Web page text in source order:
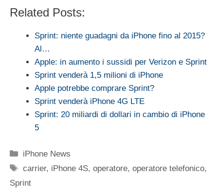
Related Posts:
Sprint: niente guadagni da iPhone fino al 2015?
Al…
Apple: in aumento i sussidi per Verizon e Sprint
Sprint venderà 1,5 milioni di iPhone
Apple potrebbe comprare Sprint?
Sprint venderà iPhone 4G LTE
Sprint: 20 miliardi di dollari in cambio di iPhone
5
Categorie
iPhone News
Tag
carrier, iPhone 4S,operatore,operatore telefonico,
Sprint